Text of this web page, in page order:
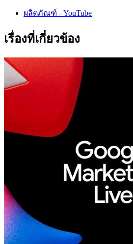
ผลิตภัณฑ์ - YouTube
เรื่องที่เกี่ยวข้อง